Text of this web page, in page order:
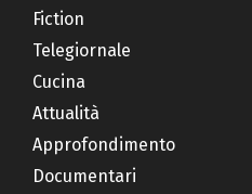
Fiction
Telegiornale
Cucina
Attualità
Approfondimento
Documentari